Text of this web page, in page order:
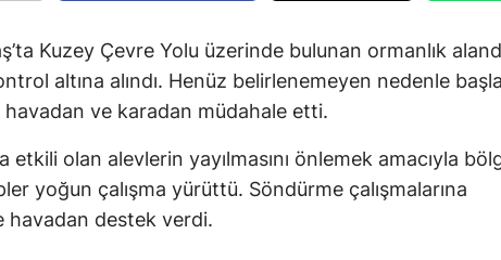
Kuzey Çevre Yolu üzerinde bulunan ormanlık
altına alındı. Henüz belirlenemeyen nedenle
havadan ve karadan müdahale etti.
etkili olan alevlerin yayılmasını önlemek amacıyla
yoğun çalışma yürüttü. Söndürme çalışmalarına
havadan destek verdi.